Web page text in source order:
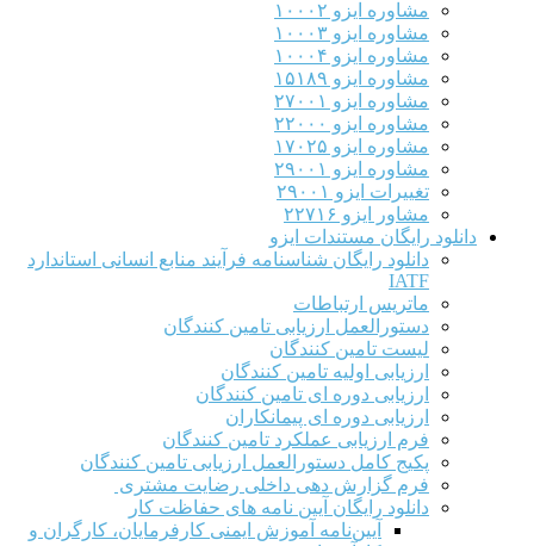
مشاوره ایزو ۱۰۰۰۲
مشاوره ایزو ۱۰۰۰۳
مشاوره ایزو ۱۰۰۰۴
مشاوره ایزو ۱۵۱۸۹
مشاوره ایزو ۲۷۰۰۱
مشاوره ایزو ۲۲۰۰۰
مشاوره ایزو ۱۷۰۲۵
مشاوره ایزو ۲۹۰۰۱
تغییرات ایزو ۲۹۰۰۱
مشاور ایزو ۲۲۷۱۶
دانلود رایگان مستندات ایزو
دانلود رایگان شناسنامه فرآیند منابع انسانی استاندارد
IATF
ماتریس ارتباطات
دستورالعمل ارزیابی تامین کنندگان
لیست تامین کنندگان
ارزیابی اولیه تامین کنندگان
ارزیابی دوره ای تامین کنندگان
ارزیابی دوره ای پیمانکاران
فرم ارزيابی عملکرد تامین کنندگان
پکیج کامل دستورالعمل ارزیابی تامین کنندگان
فرم گزارش دهی داخلی رضایت مشتری
دانلود رایگان آیین نامه های حفاظت کار
آیین‌نامه آموزش ایمنی کارفرمایان، کارگران و